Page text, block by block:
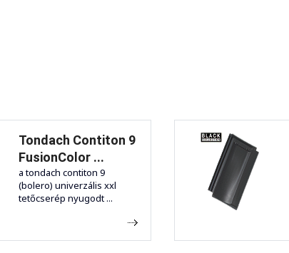
Tondach Contiton 9
FusionColor ...
a tondach contiton 9
(bolero) univerzális xxl
tetőcserép nyugodt ...